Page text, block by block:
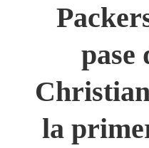
pase
la